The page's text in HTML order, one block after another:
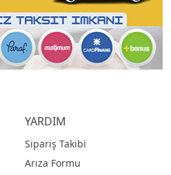
YARDIM
Sipariş Takibi
Arıza Formu